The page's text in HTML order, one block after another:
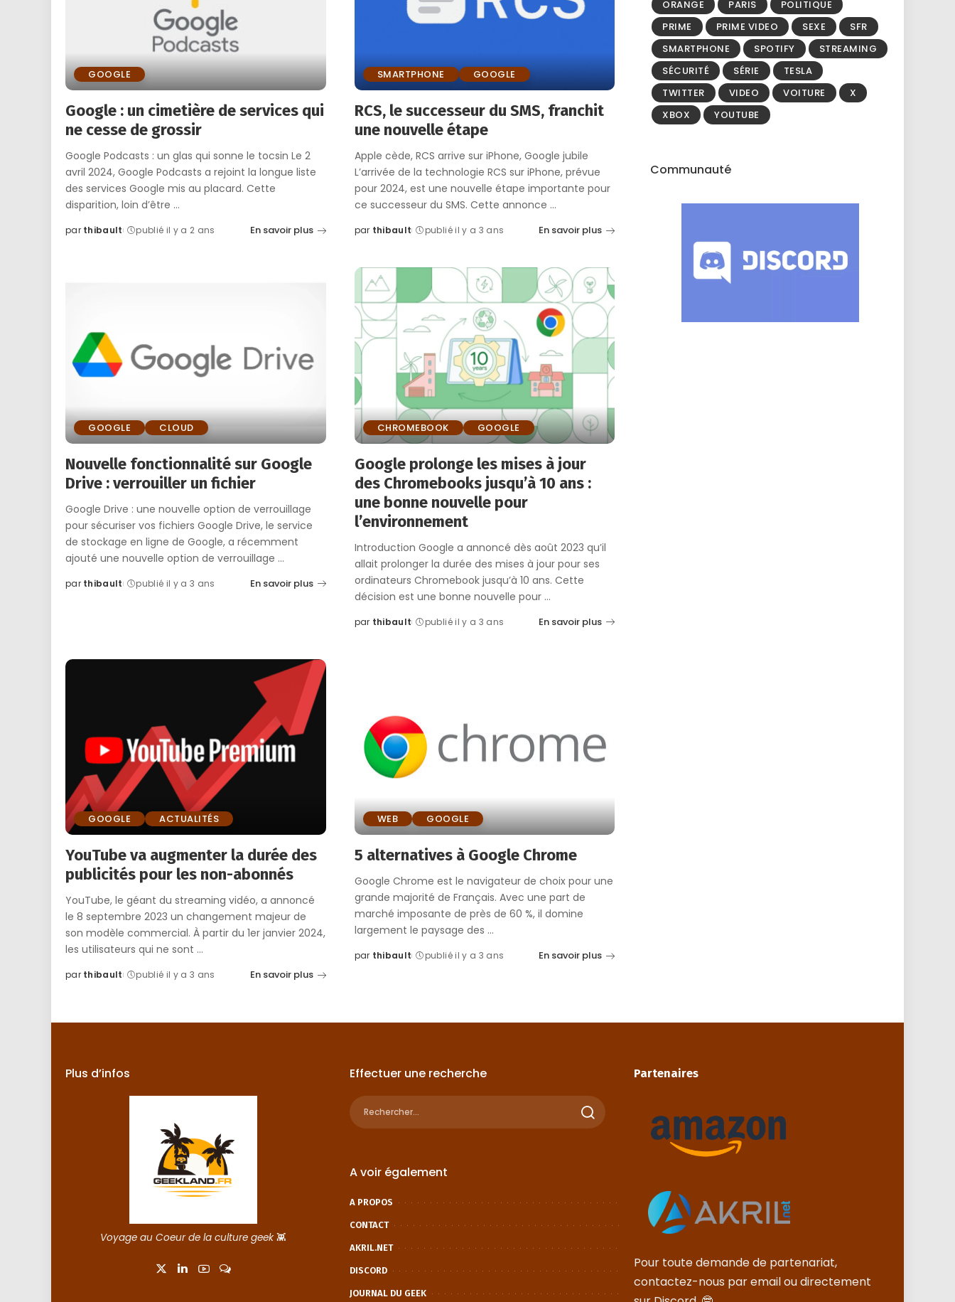
GOOGLE
Google : un cimetière de services qui
ne cesse de grossir
Google Podcasts : un glas qui sonne le tocsin Le 2
avril 2024, Google Podcasts a rejoint la longue liste
des services Google mis au placard. Cette
disparition, loin d’être ...
Posted
par thibault publié il y a 2 ans En savoir plus
SMARTPHONE GOOGLE
RCS, le successeur du SMS, franchit
une nouvelle étape
Apple cède, RCS arrive sur iPhone, Google jubile
L’arrivée de la technologie RCS sur iPhone, prévue
pour 2024, est une nouvelle étape importante pour
ce successeur du SMS. Cette annonce ...
Posted
par thibault publié il y a 3 ans En savoir plus
GOOGLE CLOUD
Nouvelle fonctionnalité sur Google
Drive : verrouiller un fichier
Google Drive : une nouvelle option de verrouillage
pour sécuriser vos fichiers Google Drive, le service
de stockage en ligne de Google, a récemment
ajouté une nouvelle option de verrouillage ...
Posted
par thibault publié il y a 3 ans En savoir plus
CHROMEBOOK GOOGLE
Google prolonge les mises à jour
des Chromebooks jusqu’à 10 ans :
une bonne nouvelle pour
l’environnement
Introduction Google a annoncé dès août 2023 qu’il
allait prolonger la durée des mises à jour pour ses
ordinateurs Chromebook jusqu’à 10 ans. Cette
décision est une bonne nouvelle pour ...
Posted
par thibault publié il y a 3 ans En savoir plus
GOOGLE ACTUALITÉS
YouTube va augmenter la durée des
publicités pour les non-abonnés
YouTube, le géant du streaming vidéo, a annoncé
le 8 septembre 2023 un changement majeur de
son modèle commercial. À partir du 1er janvier 2024,
les utilisateurs qui ne sont ...
Posted
par thibault publié il y a 3 ans En savoir plus
WEB GOOGLE
5 alternatives à Google Chrome
Google Chrome est le navigateur de choix pour une
grande majorité de Français. Avec une part de
marché imposante de près de 60 %, il domine
largement le paysage des ...
Posted
par thibault publié il y a 3 ans En savoir plus
ORANGE
PARIS
POLITIQUE
PRIME
PRIME VIDEO SEXE
SFR
SMARTPHONE
SPOTIFY
STREAMING
SÉCURITÉ
SÉRIE
TESLA
TWITTER
VIDEO VOITURE
X
XBOX
YOUTUBE
Communauté
Plus d’infos
Voyage au Coeur de la culture geek👾
Effectuer une recherche
A voir également
A PROPOS
CONTACT
AKRIL.NET
DISCORD
JOURNAL DU GEEK
Partenaires
Pour toute demande de partenariat,
contactez-nous par email ou directement